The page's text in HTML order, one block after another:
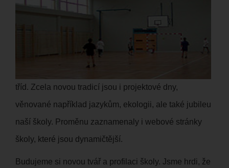
tříd. Zcela novou tradicí jsou i projektové dny,
věnované například jazykům, ekologii, ale také jubileu
naší školy. Proměnu zaznamenaly i webové stránky
školy, které jsou dynamičtější.
Budujeme si novou tvář a profilaci školy. Jsme hrdi, že